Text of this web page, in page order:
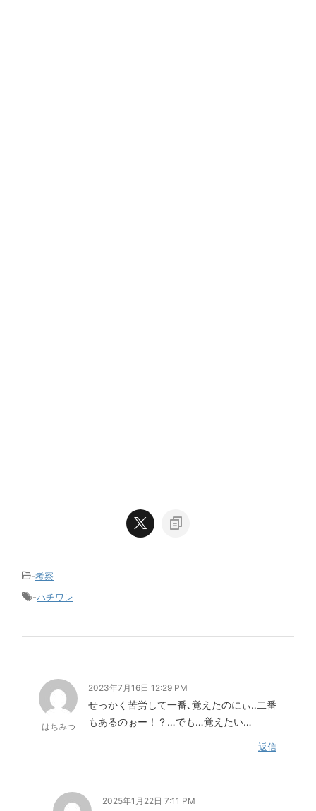
-考察
-ハチワレ
はちみつ
2023年7月16日 12:29 PM
せっかく苦労して一番､覚えたのにぃ‥二番
もあるのぉー！？…でも…覚えたい…
返信
2025年1月22日 7:11 PM